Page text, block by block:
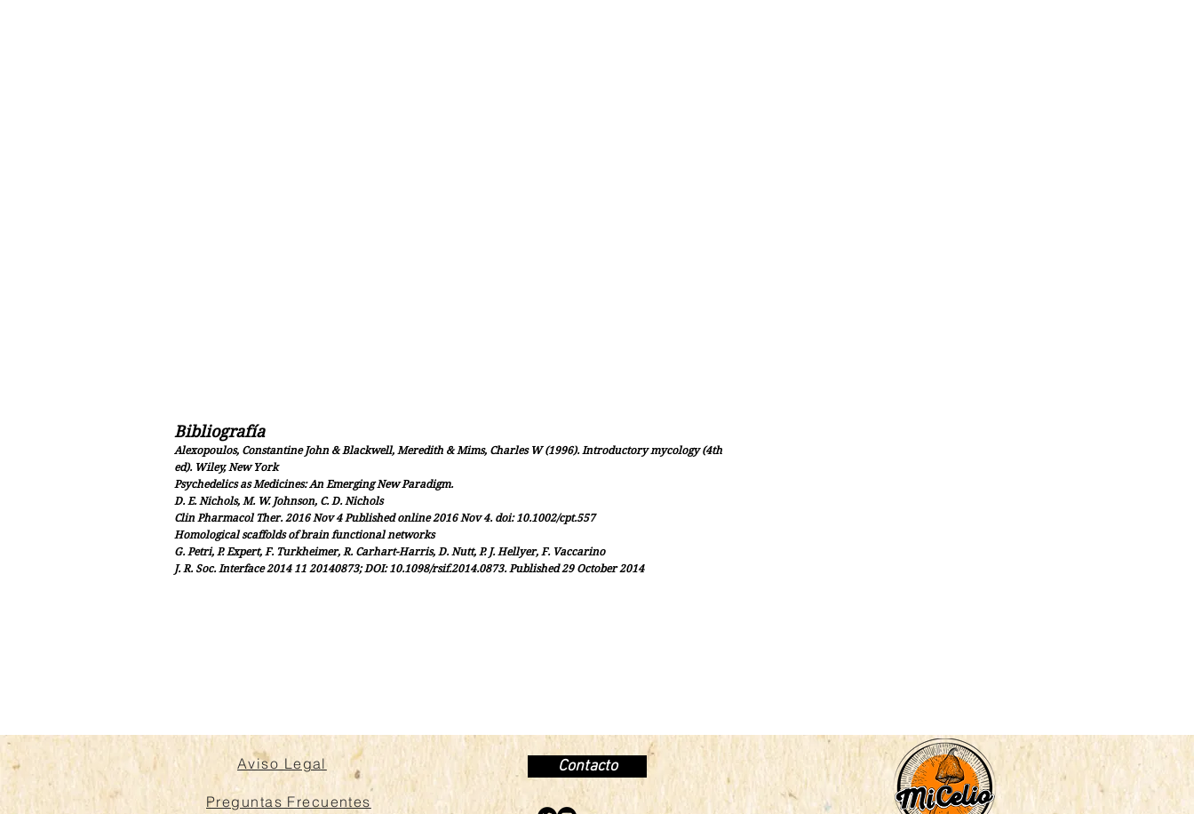
Bibliografía
Alexopoulos, Constantine John & Blackwell, Meredith & Mims, Charles W (1996). Introductory mycology (4th
ed). Wiley, New York
Psychedelics as Medicines: An Emerging New Paradigm.
D. E. Nichols, M. W. Johnson, C. D. Nichols
Clin Pharmacol Ther. 2016 Nov 4 Published online 2016 Nov 4. doi: 10.1002/cpt.557
Homological scaffolds of brain functional networks
G. Petri, P. Expert, F. Turkheimer, R. Carhart-Harris, D. Nutt, P. J. Hellyer, F. Vaccarino
J. R. Soc. Interface 2014 11 20140873; DOI: 10.1098/rsif.2014.0873. Published 29 October 2014
Aviso Legal
Preguntas Frecuentes
Contacto